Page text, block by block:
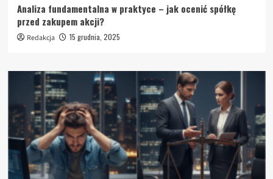
Analiza fundamentalna w praktyce – jak ocenić spółkę
przed zakupem akcji?
Redakcja 15 grudnia, 2025